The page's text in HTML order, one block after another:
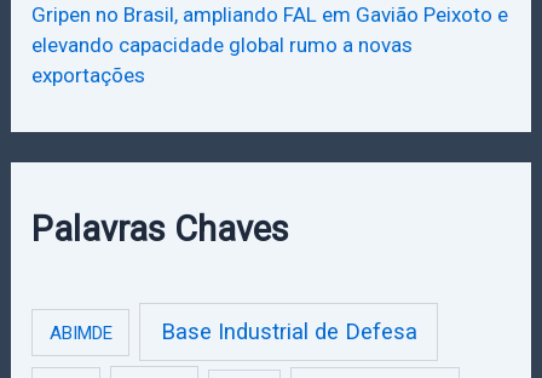
Gripen no Brasil, ampliando FAL em Gavião Peixoto e
elevando capacidade global rumo a novas
exportações
Palavras Chaves
ABIMDE Base Industrial de Defesa